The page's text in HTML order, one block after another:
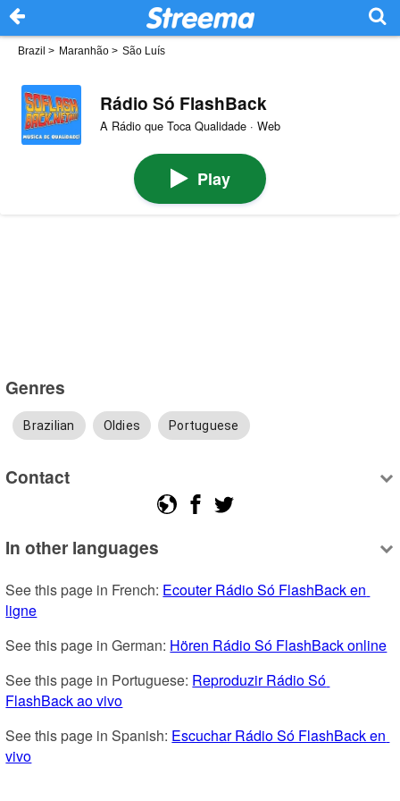
Brazil > Maranhão > São Luís
Rádio Só FlashBack
A Rádio que Toca Qualidade · Web
Play
Genres
Brazilian Oldies Portuguese
Contact
In other languages
See this page in French: Ecouter Rádio Só FlashBack en
ligne
See this page in German: Hören Rádio Só FlashBack online
See this page in Portuguese: Reproduzir Rádio Só
FlashBack ao vivo
See this page in Spanish: Escuchar Rádio Só FlashBack en
vivo